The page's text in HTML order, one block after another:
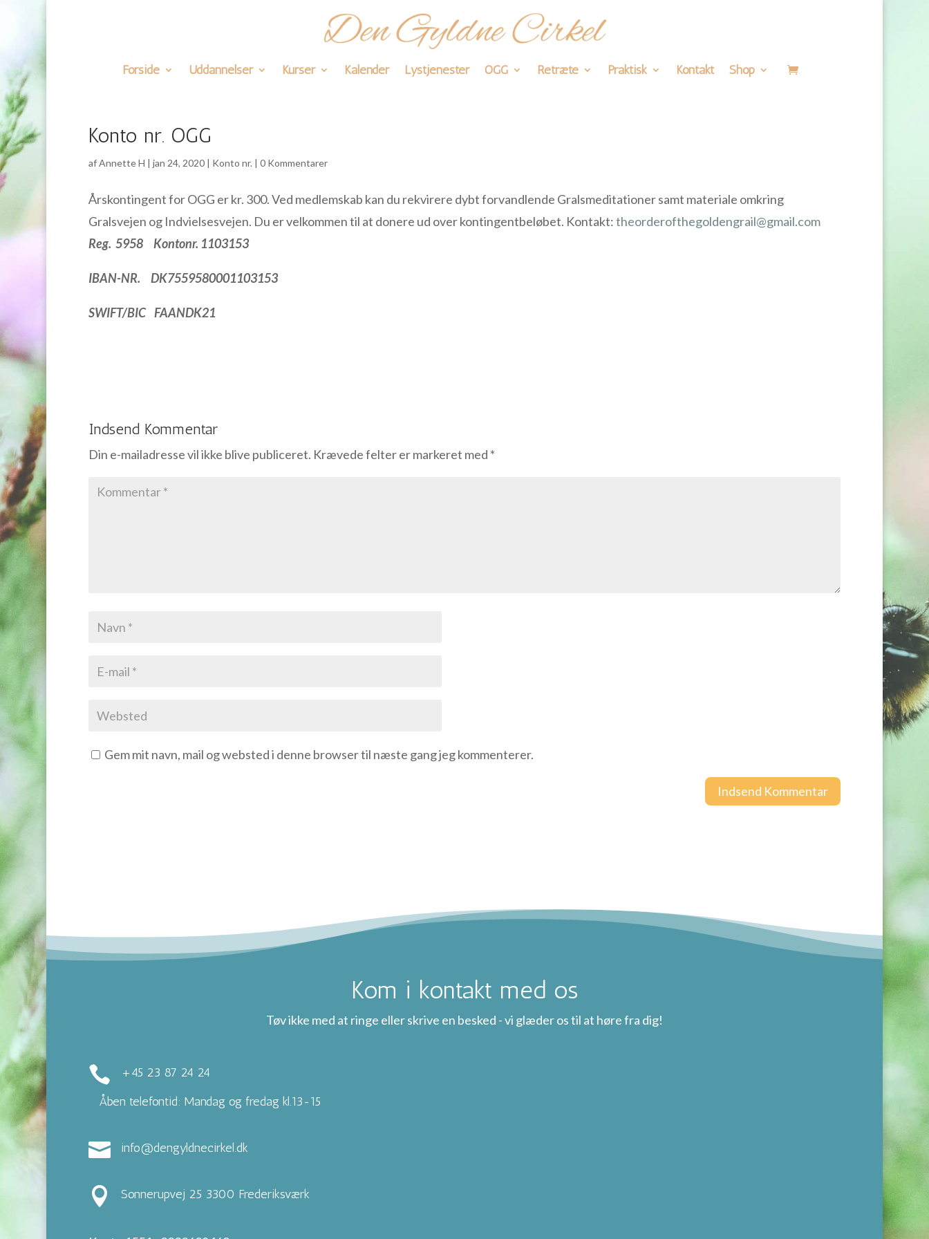
Forside Uddannelser Kurser Kalender Lystjenester OGG Retræte Praktisk Kontakt Shop
Konto nr. OGG
afAnnette H | jan 24, 2020| Konto nr. | 0 Kommentarer
Årskontingent for OGG er kr. 300. Ved medlemskab kan du rekvirere dybt forvandlende Gralsmeditationer samt materiale omkring
Gralsvejen og Indvielsesvejen. Du er velkommen til at donere ud over kontingentbeløbet. Kontakt:theorderofthegoldengrail@gmail.com
Reg. 5958 Kontonr. 1103153
IBAN-NR. DK7559580001103153
SWIFT/BIC FAANDK21
Indsend Kommentar
Din e-mailadresse vil ikke blive publiceret. Krævede felter er markeret med *
Gem mit navn, mail og websted i denne browser til næste gang jeg kommenterer.
Kom i kontakt med os
Tøv ikke med at ringe eller skrive en besked - vi glæder os til at høre fra dig!

+45 23 87 24 24
Åben telefontid: Mandag og fredag kl.13-15
 info@dengyldnecirkel.dk
 Sonnerupvej 25 3300 Frederiksværk